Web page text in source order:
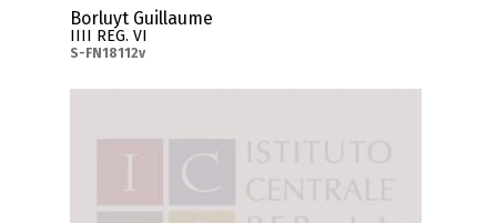
Borluyt Guillaume
IIII REG. VI
S-FN18112v